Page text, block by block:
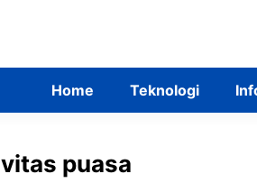
Home Teknologi
puasa